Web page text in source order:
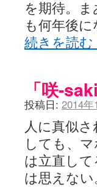
おっきするー
フリテンリーチ
オレのぞん / 咲
飛鳥の巣 - 咲-
君の友達。 / マ
ぽっこぬ / 咲絵
妄言郷 / 咲-
咲-Saki-のてき
嶺上かいほー -
アニメを見なが
白い物置 / 咲-
らぎこのだらだ
考える凡人 / [咲
を期待。
も何年後
続きを読む
「咲-
投稿日: 2014年
人に真似
しても、
は立直し
は思えな